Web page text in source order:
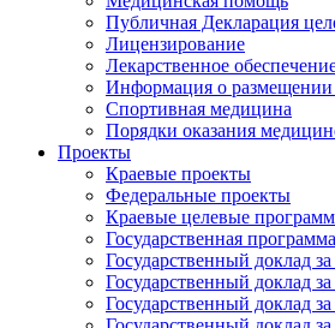
Публичная Декларация
Лицензирование
Лекарственное
Информация о размещении
Спортивная медицина
Порядки оказания
Проекты
Краевые проекты
Федеральные проекты
Краевые целевые
Государственная
Государственный доклад
Государственный доклад
Государственный доклад